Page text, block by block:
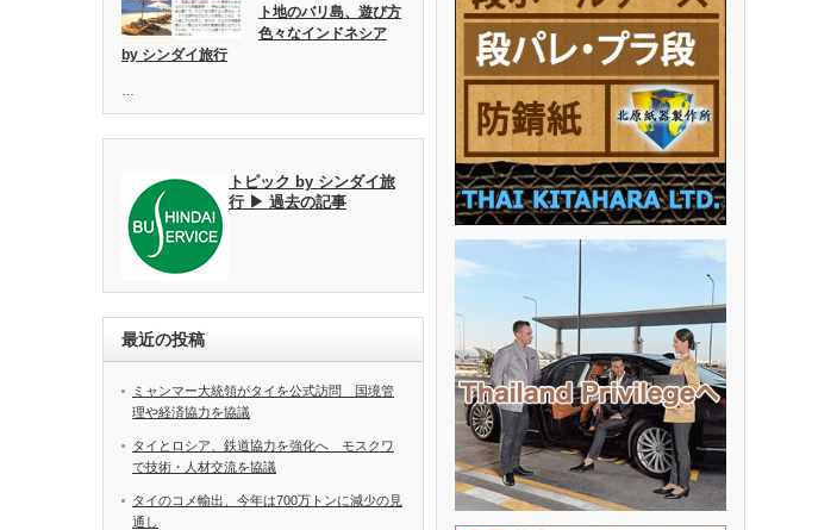
ト地のバリ島、遊び方
色々なインドネシア
by シンダイ旅行
トピック by シンダイ旅
行 ▶ 過去の記事
最近の投稿
ミャンマー大統領がタイを公式訪問 国境管
理や経済協力を協議
タイとロシア、鉄道協力を強化へ モスクワ
で技術・人材交流を協議
タイのコメ輸出、今年は700万トンに減少の見
通し